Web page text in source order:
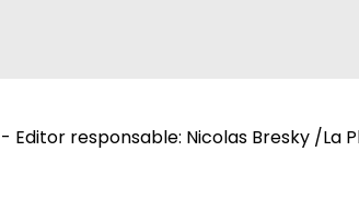
responsable: Nicolas Bresky /